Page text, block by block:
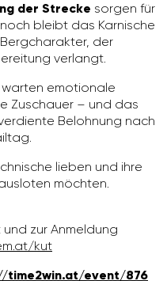
der Strecke sorgen für
bleibt das Karni­sche
der
verlangt.
warten emotio­nale
Zuschauer – und das
Beloh­nung nach
lieben und ihre
möchten.
und zur Anmel­dung
​kut
​time2win.at/​event/​876